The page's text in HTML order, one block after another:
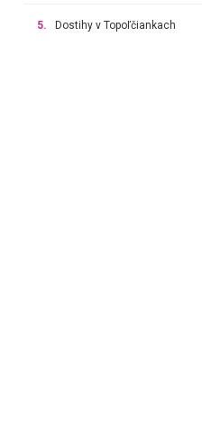
5. Dostihy v Topoľčiankach